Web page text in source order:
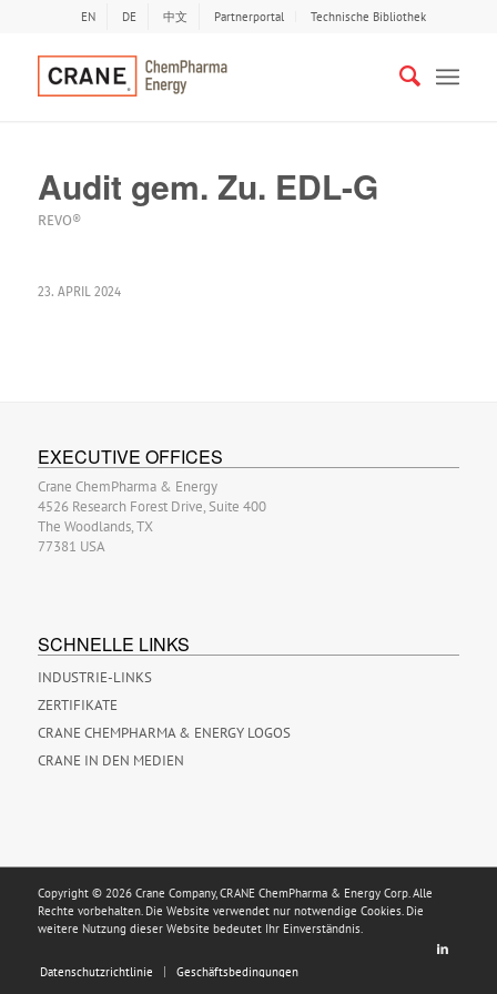
EN DE 中文 Partnerportal Technische Bibliothek
Audit gem. Zu. EDL-G
REVO®
23. APRIL 2024
EXECUTIVE OFFICES
Crane ChemPharma & Energy
4526 Research Forest Drive, Suite 400
The Woodlands, TX
77381 USA
SCHNELLE LINKS
INDUSTRIE-LINKS
ZERTIFIKATE
CRANE CHEMPHARMA & ENERGY LOGOS
CRANE IN DEN MEDIEN
Copyright © 2026 Crane Company, CRANE ChemPharma & Energy Corp. Alle
Rechte vorbehalten. Die Website verwendet nur notwendige Cookies. Die
weitere Nutzung dieser Website bedeutet Ihr Einverständnis.
Datenschutzrichtlinie Geschäftsbedingungen